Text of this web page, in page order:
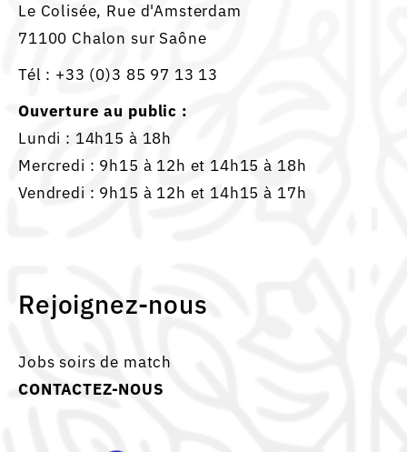
Le Colisée, Rue d'Amsterdam
71100 Chalon sur Saône
Tél : +33 (0)3 85 97 13 13
Ouverture au public :
Lundi : 14h15 à 18h
Mercredi : 9h15 à 12h et 14h15 à 18h
Vendredi : 9h15 à 12h et 14h15 à 17h
Rejoignez-nous
Jobs soirs de match
CONTACTEZ-NOUS